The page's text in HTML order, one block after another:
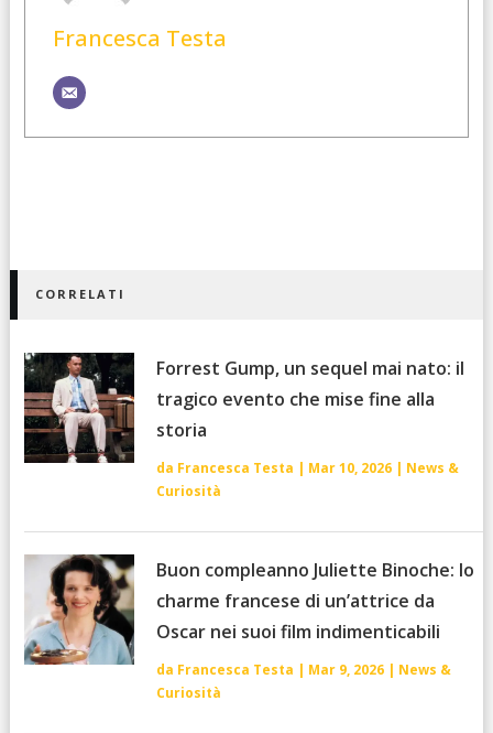
Francesca Testa
CORRELATI
Forrest Gump, un sequel mai nato: il
tragico evento che mise fine alla
storia
da Francesca Testa | Mar 10, 2026| News &
Curiosità
Buon compleanno Juliette Binoche: lo
charme francese di un’attrice da
Oscar nei suoi film indimenticabili
da Francesca Testa | Mar 9, 2026| News &
Curiosità